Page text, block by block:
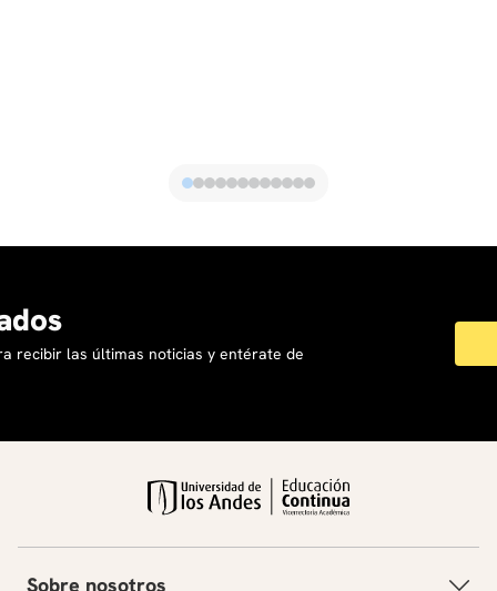
recibir las últimas noticias y entérate de
Sobre nosotros